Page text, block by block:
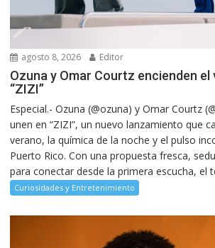
agosto 8, 2026 Editor
Ozuna y Omar Courtz encienden el
“ZIZI”
Especial.- Ozuna (@ozuna) y Omar Courtz
unen en “ZIZI”, un nuevo lanzamiento que
verano, la química de la noche y el pulso
Puerto Rico. Con una propuesta fresca,
para conectar desde la primera escucha, el
Curiosidades y Entretenimiento